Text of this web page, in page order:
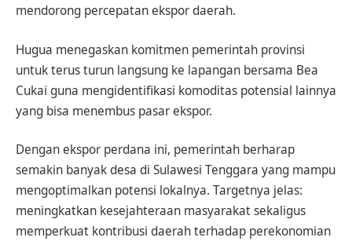
mendorong percepatan ekspor daerah.
Hugua menegaskan komitmen pemerintah provinsi
untuk terus turun langsung ke lapangan bersama Bea
Cukai guna mengidentifikasi komoditas potensial lainnya
yang bisa menembus pasar ekspor.
Dengan ekspor perdana ini, pemerintah berharap
semakin banyak desa di Sulawesi Tenggara yang mampu
mengoptimalkan potensi lokalnya. Targetnya jelas:
meningkatkan kesejahteraan masyarakat sekaligus
memperkuat kontribusi daerah terhadap perekonomian